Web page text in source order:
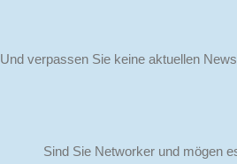
Und verpassen Sie keine aktuellen
Sind Sie Networker und mögen